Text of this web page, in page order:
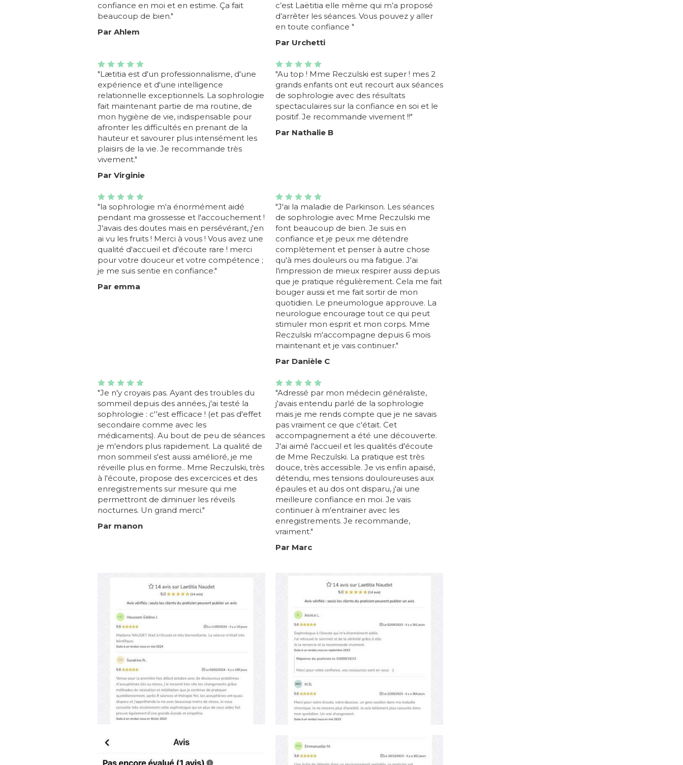
confiance en moi et en estime. Ça fait
beaucoup de bien."
Par Ahlem
c’est Laëtitia elle même qui m’a proposé
d’arrêter les séances. Vous pouvez y aller
en toute confiance "
Par Urchetti
"Lætitia est d'un professionnalisme, d'une
expérience et d'une intelligence
relationnelle exceptionnels. La sophrologie
fait maintenant partie de ma routine, de
mon hygiène de vie, indispensable pour
afronter les difficultés en prenant de la
hauteur et savourer plus intensément les
plaisirs de la vie. Je recommande très
vivement."
Par Virginie
"Au top ! Mme Reczulski est super ! mes 2
grands enfants ont eut recourt aux séances
de sophrologie avec des résultats
spectaculaires sur la confiance en soi et le
positif. Je recommande vivement !!"
Par Nathalie B
"la sophrologie m'a énormément aidé
pendant ma grossesse et l'accouchement !
J'avais des doutes mais en persévérant, j'en
ai vu les fruits ! Merci à vous ! Vous avez une
qualité d'accueil et d'écoute rare ! merci
pour votre douceur et votre compétence ;
je me suis sentie en confiance."
Par emma
"J'ai la maladie de Parkinson. Les séances
de sophrologie avec Mme Reczulski me
font beaucoup de bien. Je suis en
confiance et je peux me détendre
complètement et penser à autre chose
qu'à mes douleurs ou ma fatigue. J'ai
l'impression de mieux respirer aussi depuis
que je pratique régulièrement. Cela me fait
bouger aussi et me fait sortir de mon
quotidien. Le pneumologue approuve. La
neurologue encourage tout ce qui peut
stimuler mon esprit et mon corps. Mme
Reczulski m'accompagne depuis 6 mois
maintenant et je vais continuer."
Par Danièle C
"Je n'y croyais pas. Ayant des troubles du
sommeil depuis des années, j'ai testé la
sophrologie : c''est efficace ! (et pas d'effet
secondaire comme avec les
médicaments). Au bout de peu de séances
je m'endors plus rapidement. La qualité de
mon sommeil s'est aussi amélioré, je me
réveille plus en forme.. Mme Reczulski, très
à l'écoute, propose des excercices et des
enregistrements sur mesure qui me
permettront de diminuer les réveils
nocturnes. Un grand merci."
Par manon
"Adressé par mon médecin généraliste,
j'avais entendu parlé de la sophrologie
mais je me rends compte que je ne savais
pas vraiment ce que c'était. Cet
accompagnement a été une découverte.
J'ai aimé l'accueil et les qualités d'écoute
de Mme Reczulski. La pratique est très
douce, très accessible. Je vis enfin apaisé,
détendu, mes tensions douloureuses aux
épaules et au dos ont disparu, j'ai une
meilleure confiance en moi. Je vais
continuer à m'entrainer avec les
enregistrements. Je recommande,
vraiment."
Par Marc